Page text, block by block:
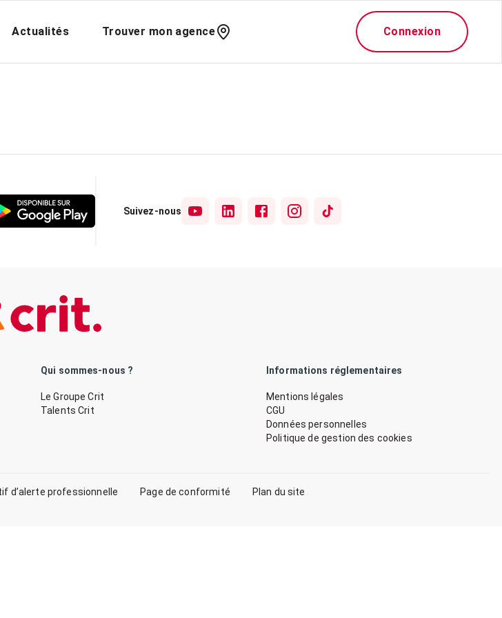
Actualités Trouver mon agence Connexion
Suivez-nous
Qui sommes-nous ?
Le Groupe Crit
Talents Crit
Informations réglementaires
Mentions légales
CGU
Données personnelles
Politique de gestion des cookies
d’alerte professionnelle Page de conformité Plan du site